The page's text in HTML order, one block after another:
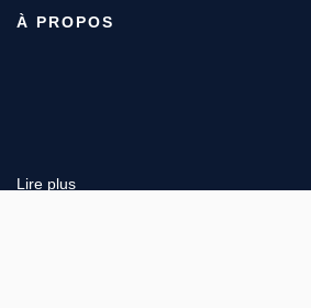
À PROPOS
Lire plus